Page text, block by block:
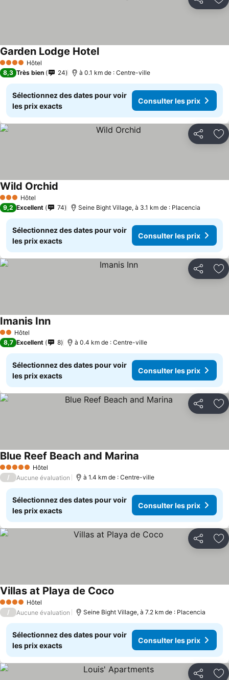
Partager
4 Étoiles Hôtel
Garden Lodge Hotel
8,3 Très bien 24 à 0.1 km de : Centre-ville
Sélectionnez des dates pour voir
les prix exacts
Consulter les prix
Partager
3 ÉtoilesHôtel
Wild Orchid
9,2 Excellent 74 Seine Bight Village, à 3.1 km de : Placencia
Sélectionnez des dates pour voir
les prix exacts
Consulter les prix
Partager
2 Étoiles
Hôtel
Imanis Inn
8,7 Excellent 8 à 0.4 km de : Centre-ville
Sélectionnez des dates pour voir
les prix exacts
Consulter les prix
Partager
5 Étoiles Hôtel
Blue Reef Beach and Marina
/ Aucune évaluation à 1.4 km de : Centre-ville
Sélectionnez des dates pour voir
les prix exacts
Consulter les prix
Partager
4 Étoiles Hôtel
Villas at Playa de Coco
/ Aucune évaluation Seine Bight Village, à 7.2 km de : Placencia
Sélectionnez des dates pour voir
les prix exacts
Consulter les prix
Partager